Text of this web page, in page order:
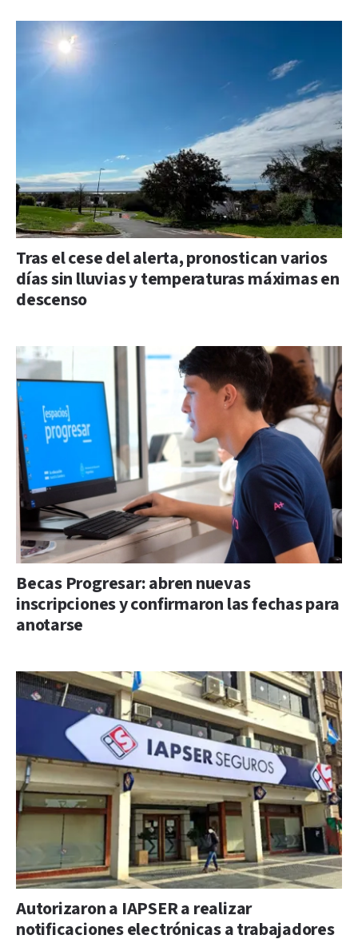
Tras el cese del alerta, pronostican varios
días sin lluvias y temperaturas máximas en
descenso
Becas Progresar: abren nuevas
inscripciones y confirmaron las fechas para
anotarse
Autorizaron a IAPSER a realizar
notificaciones electrónicas a trabajadores